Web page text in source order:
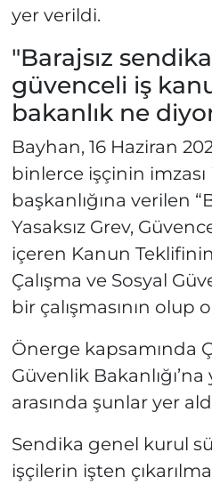
yer verildi.
"Barajsız
güvenceli iş
bakanlık ne
Bayhan, 16 Haziran
binlerce işçinin imzası
başkanlığına verilen
Yasaksız Grev,
içeren Kanun
Çalışma ve Sosyal
bir çalışmasının olup
Önerge kapsamında
Güvenlik
arasında şunlar yer
Sendika genel kurul
işçilerin işten